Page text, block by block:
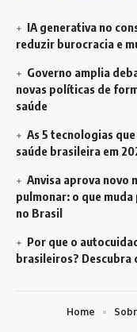
IA generativa no
reduzir burocracia e
Governo amplia
novas políticas de
saúde
As 5 tecnologias
saúde brasileira em
Anvisa aprova novo
pulmonar: o que
no Brasil
Por que o
brasileiros? Descubra
Home